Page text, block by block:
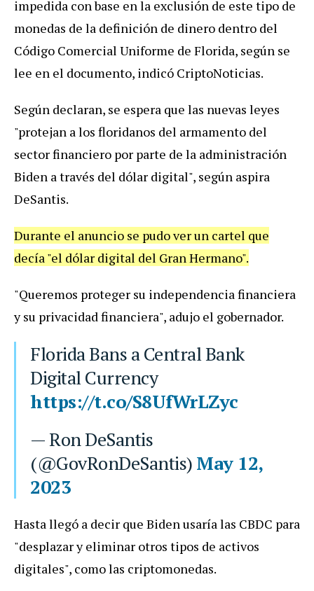
impedida con base en la exclusión de este tipo de
monedas de la definición de dinero dentro del
Código Comercial Uniforme de Florida, según se
lee en el documento, indicó CriptoNoticias.
Según declaran, se espera que las nuevas leyes
"protejan a los floridanos del armamento del
sector financiero por parte de la administración
Biden a través del dólar digital", según aspira
DeSantis.
Durante el anuncio se pudo ver un cartel que
decía "el dólar digital del Gran Hermano".
"Queremos proteger su independencia financiera
y su privacidad financiera", adujo el gobernador.
Florida Bans a Central Bank
Digital Currency
https://t.co/S8UfWrLZyc
— Ron DeSantis
(@GovRonDeSantis) May 12,
2023
Hasta llegó a decir que Biden usaría las CBDC para
"desplazar y eliminar otros tipos de activos
digitales", como las criptomonedas.